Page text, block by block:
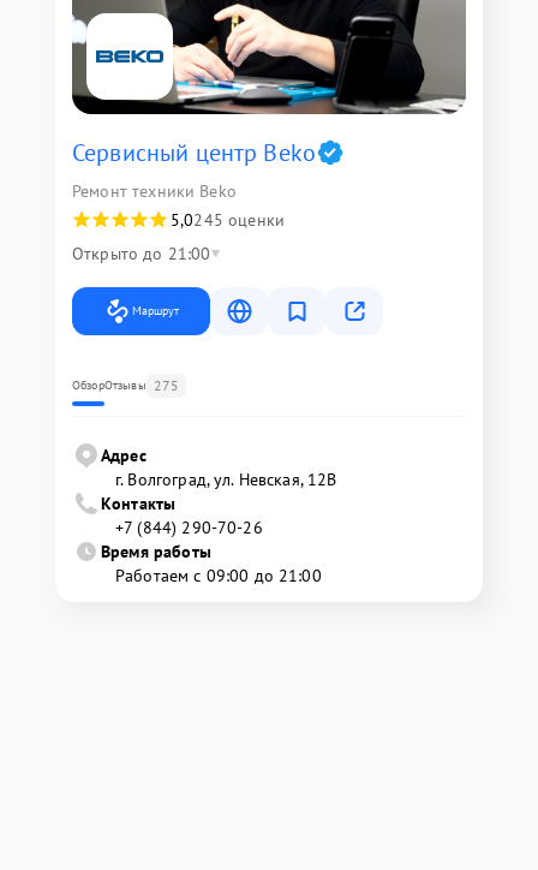
Сервисный центр Beko
Ремонт техники Beko
5,0245 оценки
Открыто до 21:00
Маршрут
ОбзорОтзывы 275
Адрес
г. Волгоград, ул. Невская, 12В
Контакты
+7 (844) 290-70-26
Время работы
Работаем с 09:00 до 21:00